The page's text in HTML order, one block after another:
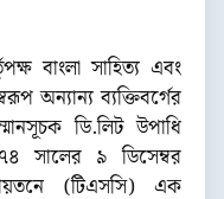
বাংলা সাহিত্য এবং
অন্যান্য ব্যক্তিবর্গের
ডি.লিট উপাধি
সালের ৯ ডিসেম্বর
(টিএসসি) এক